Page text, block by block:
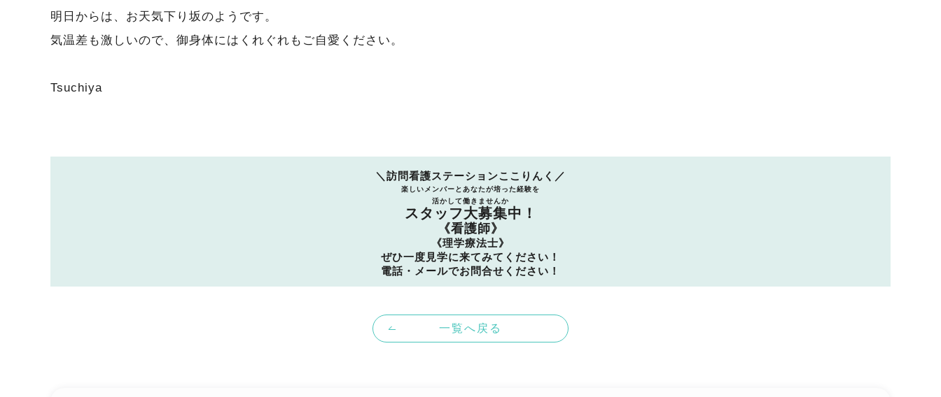
明日からは、お天気下り坂のようです。
気温差も激しいので、御身体にはくれぐれもご自愛ください。
Tsuchiya
＼訪問看護ステーションここりんく／
楽しいメンバーとあなたが培った経験を
活かして働きませんか
スタッフ大募集中！
《看護師》
《理学療法士》
ぜひ一度見学に来てみてください！
電話・メールでお問合せください！
一覧へ戻る